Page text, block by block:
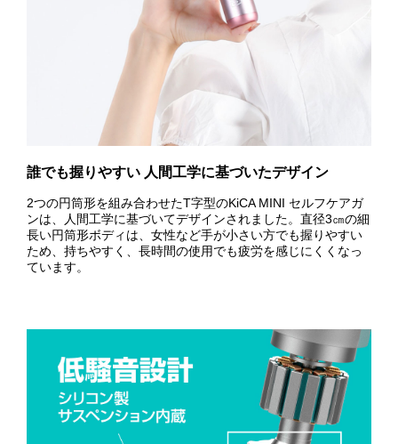
誰でも握りやすい 人間工学に基づいたデザイン
2つの円筒形を組み合わせたT字型のKiCA MINI セルフケアガ
ンは、人間工学に基づいてデザインされました。直径3㎝の細
長い円筒形ボディは、女性など手が小さい方でも握りやすい
ため、持ちやすく、長時間の使用でも疲労を感じにくくなっ
ています。